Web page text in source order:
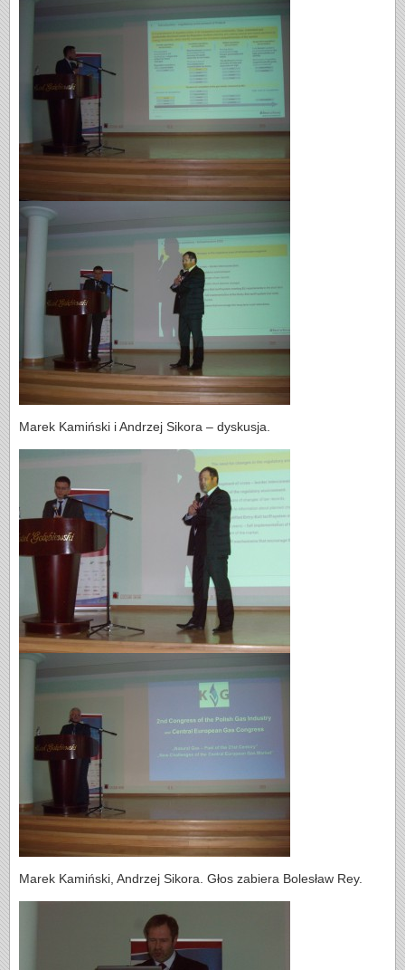
Marek Kamiński i Andrzej Sikora – dyskusja.
Marek Kamiński, Andrzej Sikora. Głos zabiera Bolesław Rey.